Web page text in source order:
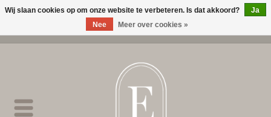
BIJ ELISE
Wij slaan cookies op om onze website te verbeteren. Is dat akkoord?
Ja
Nee
Meer over cookies »